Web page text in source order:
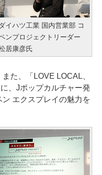
ダイハツ工業 国内営業部 コ
ンプロジェクトリーダー
居康彦氏
た、「LOVE LOCAL、
、Jポップカルチャー発
エクスプレイの魅力を